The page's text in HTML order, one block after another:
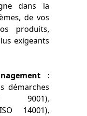
dans la
de vos
produits,
exigeants
:
démarches
9001),
14001),